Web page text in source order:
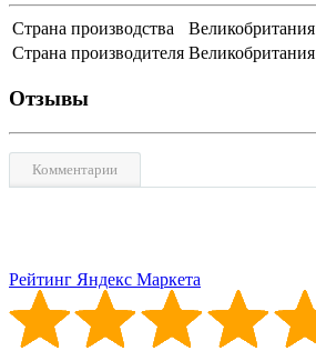
Страна производства
Великобритания
Страна производителя Великобритания
Отзывы
Комментарии
Рейтинг Яндекс Маркета